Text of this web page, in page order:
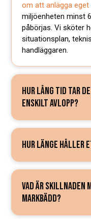
om att anlägga eget
miljöenheten minst
påbörjas. Vi sköter
situationsplan,
handläggaren.
HUR LÅNG TID TAR
ENSKILT AVLOPP?
HUR LÄNGE HÅLLER
VAD ÄR SKILLNADEN
MARKBÄDD?